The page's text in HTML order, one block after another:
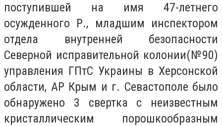
поступившей на имя 47-летнего
осужденного Р., младшим инспектором
отдела внутренней безопасности
Северной исправительной колонии(№90)
управления ГПтС Украины в Херсонской
области, АР Крым и г. Севастополе было
обнаружено 3 свертка с неизвестным
кристаллическим порошкообразным